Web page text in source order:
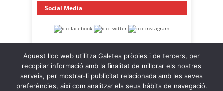
Social Media
Aquest lloc web utilitza Galetes pròpies i de tercers, per
recopilar informació amb la finalitat de millorar els nostres
serveis, per mostrar-li publicitat relacionada amb les seves
preferències, així com analitzar els seus hàbits de navegació.